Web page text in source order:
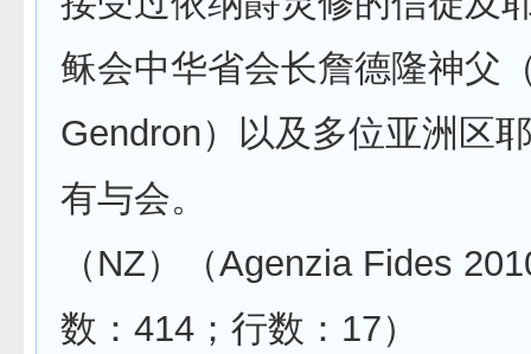
稣会中华省会长詹德隆神父
Gendron）以及多位亚洲区
有与会。
（NZ）（Agenzia Fides
数：414；行数：17）